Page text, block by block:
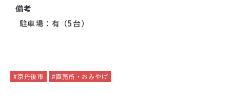
備考
駐車場：有（5台）
#京丹後市 #直売所・おみやげ